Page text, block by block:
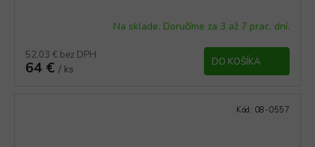
Na sklade. Doručíme za 3 až 7 prac. dní.
52,03 € bez DPH
64 € / ks
DO KOŠÍKA
Kód: 08-0557